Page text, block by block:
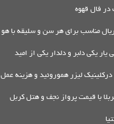
در فال قهوه
مناسب برای هر سن و سلیقه با هو
یکی دلبر و دلدار یکی از امید
لیزر هموروئید و هزینه عمل
با قیمت پرواز نجف و هتل کربل